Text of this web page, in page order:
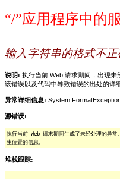
“/”应用程序中的
输入字符串的格式不正
说明: 执行当前 Web 请求期间，出现
该错误以及代码中导致错误的出处的详
异常详细信息:
源错误:
执行当前 Web 请求期间生成了未经处理的异
生位置的信息。
堆栈跟踪: